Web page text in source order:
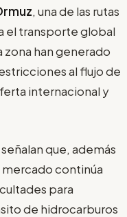
, una de las rutas
el transporte global
han generado
al flujo de
internacional y
que, además
continúa
para
de hidrocarburos